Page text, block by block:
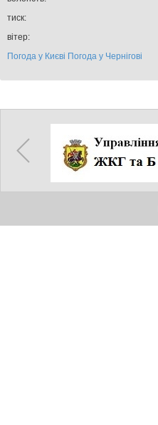
тиск:
вітер:
Погода у Києві Погода у Чернігові